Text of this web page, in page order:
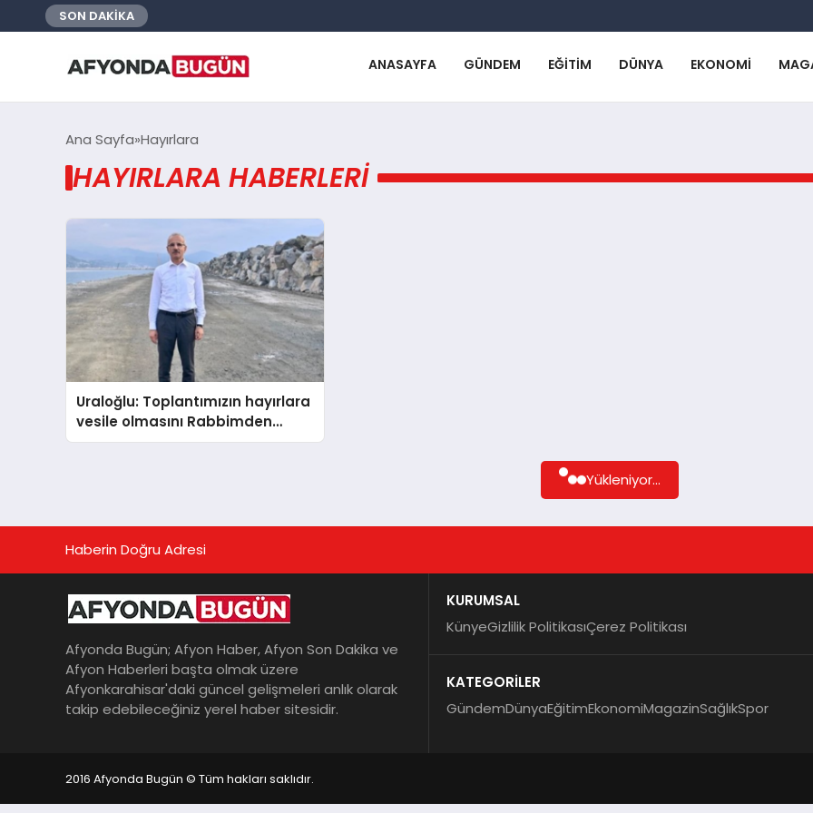
SON DAKİKA
ANASAYFA GÜNDEM EĞITIM DÜNYA EKONOMI
Ana Sayfa Hayırlara
HAYIRLARA HABERLERI
Uraloğlu: Toplantımızın hayırlara
vesile olmasını Rabbimden
niyaz ediyorum
Yükleniyor...
Haberin Doğru Adresi
Afyonda Bugün; Afyon Haber, Afyon Son Dakika ve
Afyon Haberleri başta olmak üzere
Afyonkarahisar'daki güncel gelişmeleri anlık olarak
takip edebileceğiniz yerel haber sitesidir.
KURUMSAL
KünyeGizlilik PolitikasıÇerez Politikası
KATEGORİLER
GündemDünyaEğitimEkonomiMagazinSağlıkSpor
2016 Afyonda Bugün © Tüm hakları saklıdır.